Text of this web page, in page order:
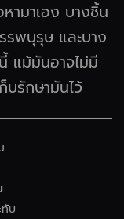
ามาเอง บางชิ้น
รพบุรุษ และบาง
แม้มันอาจไม่มี
บรักษามันไว้
บ